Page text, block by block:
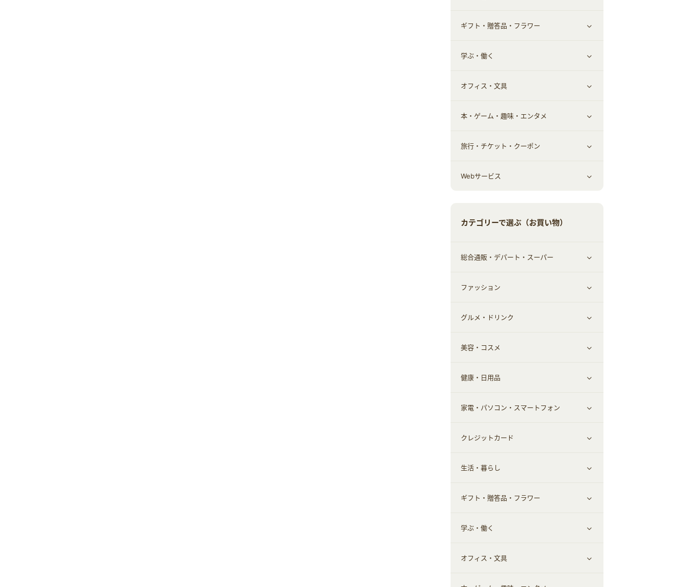
定額制有料コンテンツ
仮想通貨
その他投資
キャッシング・ローン
その他金融
保険相談・面談
すべて見る
住まい・暮らし
不動産
引越し
エコ・エネルギー
車情報・カーシェア・レンタル
ギフト・贈答品・フラワー
すべて見る
ギフト・贈答品
学ぶ・働く
すべて見る
習い事・学習・学校
仕事・転職
オフィス・文具
すべて見る
オフィス・文具
本・ゲーム・趣味・エンタメ
すべて見る
ゲーム・趣味
旅行・チケット・クーポン
すべて見る
Webサービス
カテゴリーで選ぶ（お買い物）
総合通販・デパート・スーパー
すべて見る
総合通販
デパート・スーパー
ファッション
すべて見る
ファッション
インナー・下着
靴・フットウェア
小物・かばん
スーツ・フォーマル
グルメ・ドリンク
すべて見る
グルメ
ドリンク
お酒
食材宅配
美容・コスメ
すべて見る
スキンケア
メイクアップ
ヘアケア
メンズ美容
美容・ダイエット用品
脱毛用品
健康・日用品
すべて見る
健康食品｜青汁・飲料
健康食品｜乳酸菌・ケフィア
健康食品｜その他
スポーツ・フィットネス
日用品・薬局・からだ
家電・パソコン・スマートフォン
すべて見る
家電・パソコン・ソフトウェア
スマホ・携帯電話・SIM
クレジットカード
すべて見る
クレジットカード
生活・暮らし
すべて見る
車情報・カーシェア・レンタル
お役立ち
ギフト・贈答品・フラワー
すべて見る
ギフト・贈答品
学ぶ・働く
すべて見る
オフィス・文具